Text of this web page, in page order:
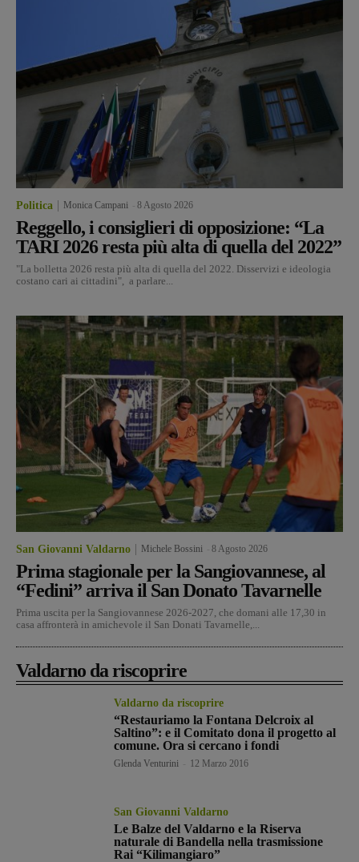
Politica Monica Campani 8 Agosto 2026
Reggello, i consiglieri di opposizione: “La
TARI 2026 resta più alta di quella del 2022”
"La bolletta 2026 resta più alta di quella del 2022. Disservizi e ideologia
costano cari ai cittadini", a parlare...
San Giovanni Valdarno Michele Bossini 8 Agosto 2026
Prima stagionale per la Sangiovannese, al
“Fedini” arriva il San Donato Tavarnelle
Prima uscita per la Sangiovannese 2026-2027, che domani alle 17,30 in
casa affronterà in amichevole il San Donati Tavarnelle,...
Valdarno da riscoprire
Valdarno da riscoprire
“Restauriamo la Fontana Delcroix al
Saltino”: e il Comitato dona il progetto al
comune. Ora si cercano i fondi
Glenda Venturini 12 Marzo 2016
San Giovanni Valdarno
Le Balze del Valdarno e la Riserva
naturale di Bandella nella trasmissione
Rai “Kilimangiaro”